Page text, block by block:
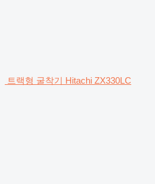
트랙형 굴착기 Hitachi ZX330LC